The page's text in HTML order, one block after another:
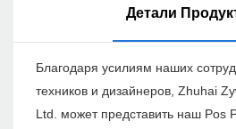
Детали
Благодаря усилиям наших
техников и дизайнеров, Zhuhai
Ltd. может представить наш Pos